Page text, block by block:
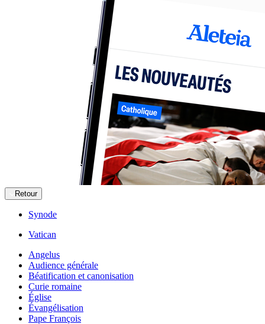
Retour
Synode
Vatican
Angelus
Audience générale
Béatification et canonisation
Curie romaine
Église
Évangélisation
Pape François